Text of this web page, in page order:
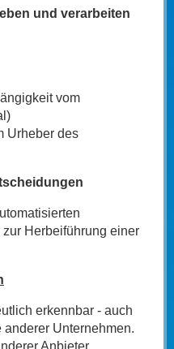
und verarbeiten
vom
Urheber des
Herbeiführung einer
erkennbar - auch
anderer Unternehmen.
Anbieter